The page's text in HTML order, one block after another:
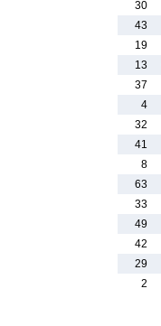
30
43
19
13
37
4
32
41
8
63
33
49
42
29
2